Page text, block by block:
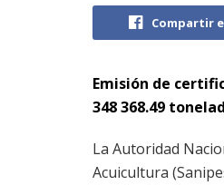
Compartir
Emisión de
348 368.49
La Autoridad
Acuicultura